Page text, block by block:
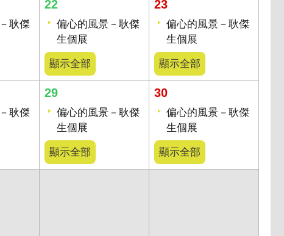
耿傑
22
偏心的風景－耿傑
生個展
顯示全部
23
偏心的風景－耿傑
生個展
顯示全部
耿傑
29
偏心的風景－耿傑
生個展
顯示全部
30
偏心的風景－耿傑
生個展
顯示全部